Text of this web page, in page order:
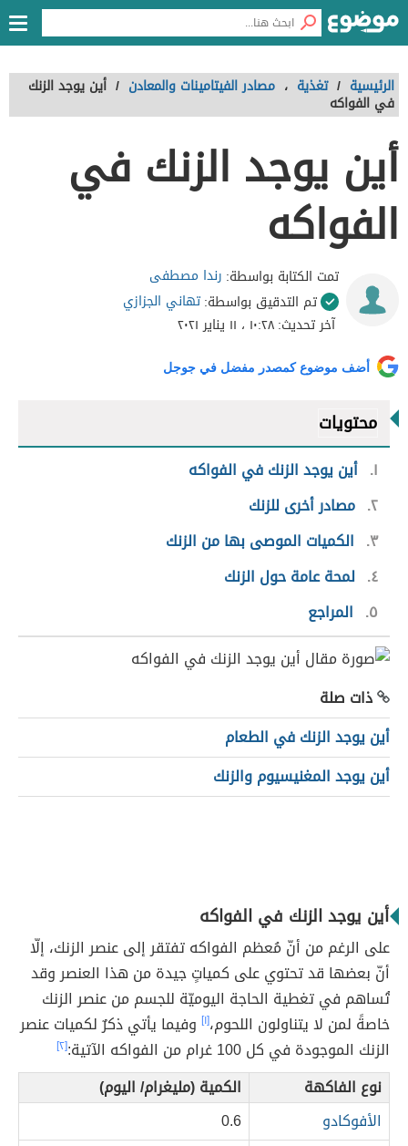
الرئيسية / تغذية ، مصادر الفيتامينات والمعادن / أين يوجد الزنك
في الفواكه
أين يوجد الزنك في
الفواكه
تمت الكتابة بواسطة: رندا مصطفى
تم التدقيق بواسطة:تهاني الجزازي
آخر تحديث:١٠:٢٨ ، ١١ يناير ٢٠٢١
أضف موضوع كمصدر مفضل في جوجل
محتويات
١ أين يوجد الزنك في الفواكه
٢ مصادر أخرى للزنك
٣
الكميات الموصى بها من الزنك
٤ لمحة عامة حول الزنك
٥
المراجع
ذات صلة
أين يوجد الزنك في الطعام
أين يوجد المغنيسيوم والزنك
أين يوجد الزنك في الفواكه
على الرغم من أنّ مُعظم الفواكه تفتقر إلى عنصر الزنك، إلّا
أنّ بعضها قد تحتوي على كمياتٍ جيدة من هذا العنصر وقد
تُساهم في تغطية الحاجة اليوميّة للجسم من عنصر الزنك
خاصةً لمن لا يتناولون اللحوم،[١] وفيما يأتي ذكرٌ لكميات عنصر
الزنك الموجودة في كل 100 غرام من الفواكه الآتية:
[٢]
نوع الفاكهة
الكمية (مليغرام/ اليوم)
الأفوكادو
0.6